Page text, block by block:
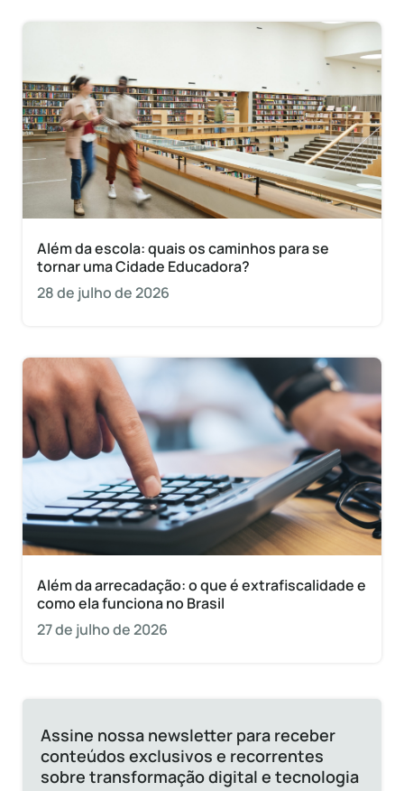
Além da escola: quais os caminhos para se
tornar uma Cidade Educadora?
28 de julho de 2026
Além da arrecadação: o que é extrafiscalidade e
como ela funciona no Brasil
27 de julho de 2026
Assine nossa newsletter para receber
conteúdos exclusivos e recorrentes
sobre transformação digital e tecnologia